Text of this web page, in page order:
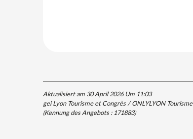
Aktualisiert am 30 April 2026 Um 11:03
gei Lyon Tourisme et Congrès / ONLYLYON Tourisme
(Kennung des Angebots :171883)